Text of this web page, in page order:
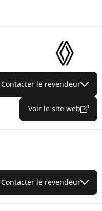
Contacter le revendeur
Voir le site web
Contacter le revendeur